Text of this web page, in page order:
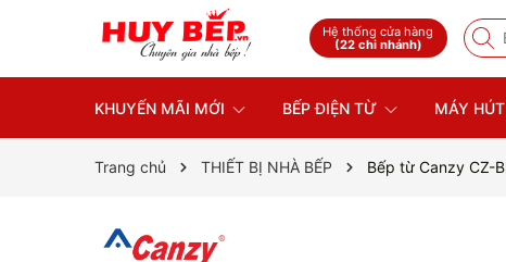
Hệ thống cửa hàng
(22 chi nhánh)
KHUYẾN MÃI MỚI BẾP ĐIỆN TỪ MÁY
Trang chủ THIẾT BỊ NHÀ BẾP Bếp từ Canzy CZ-